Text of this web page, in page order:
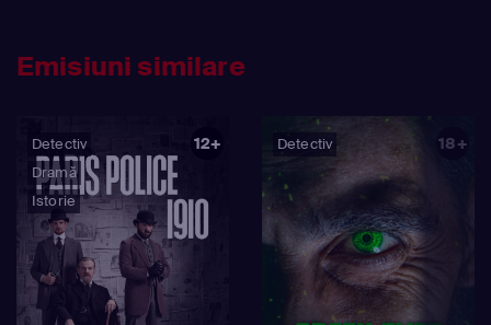
Emisiuni similare
Detectiv
Dramă
Istorie
12+ Detectiv 18+